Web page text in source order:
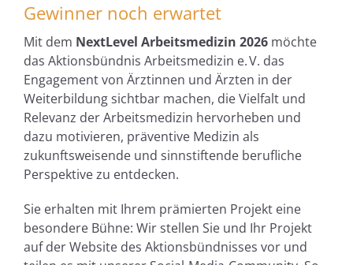
Gewinner noch erwartet
Mit dem NextLevel Arbeitsmedizin 2026möchte
das Aktionsbündnis Arbeitsmedizin e. V. das
Engagement von Ärztinnen und Ärzten in der
Weiterbildung sichtbar machen, die Vielfalt und
Relevanz der Arbeitsmedizin hervorheben und
dazu motivieren, präventive Medizin als
zukunftsweisende und sinnstiftende berufliche
Perspektive zu entdecken.
Sie erhalten mit Ihrem prämierten Projekt eine
besondere Bühne: Wir stellen Sie und Ihr Projekt
auf der Website des Aktionsbündnisses vor und